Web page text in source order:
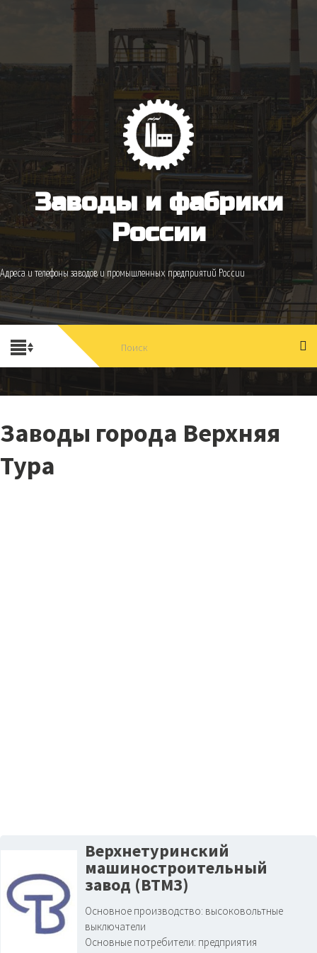
Заводы и фабрики
России
Адреса и телефоны заводов и промышленных предприятий России
Заводы города Верхняя
Тура
Верхнетуринский
машиностроительный
завод (ВТМЗ)
Основное производство: высоковольтные
выключатели
Основные потребители: предприятия